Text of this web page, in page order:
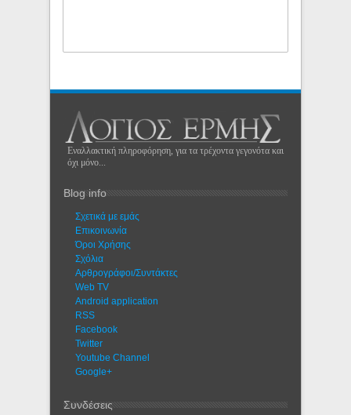
Εναλλακτική πληροφόρηση, για τα τρέχοντα γεγονότα και
όχι μόνο...
Blog info
Σχετικά με εμάς
Eπικοινωνία
Όροι Χρήσης
Σχόλια
Αρθρογράφοι/Συντάκτες
Web TV
Android application
RSS
Facebook
Twitter
Youtube Channel
Google+
Συνδέσεις